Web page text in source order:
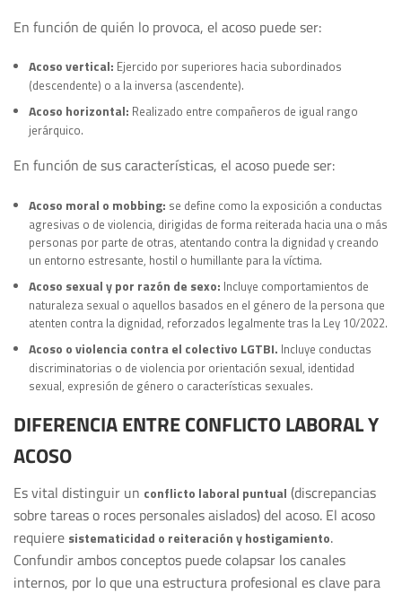
En función de quién lo provoca, el acoso puede ser:
Acoso vertical: Ejercido por superiores hacia subordinados
(descendente) o a la inversa (ascendente).
Acoso horizontal: Realizado entre compañeros de igual rango
jerárquico.
En función de sus características, el acoso puede ser:
Acoso moral o mobbing: se define como la exposición a conductas
agresivas o de violencia, dirigidas de forma reiterada hacia una o más
personas por parte de otras, atentando contra la dignidad y creando
un entorno estresante, hostil o humillante para la víctima.
Acoso sexual y por razón de sexo: Incluye comportamientos de
naturaleza sexual o aquellos basados en el género de la persona que
atenten contra la dignidad, reforzados legalmente tras la Ley 10/2022.
Acoso o violencia contra el colectivo LGTBI. Incluye conductas
discriminatorias o de violencia por orientación sexual, identidad
sexual, expresión de género o características sexuales.
DIFERENCIA ENTRE CONFLICTO LABORAL Y
ACOSO
Es vital distinguir un conflicto laboral puntual (discrepancias
sobre tareas o roces personales aislados) del acoso. El acoso
requiere sistematicidad o reiteración y hostigamiento.
Confundir ambos conceptos puede colapsar los canales
internos, por lo que una estructura profesional es clave para